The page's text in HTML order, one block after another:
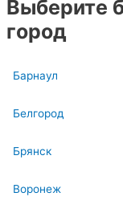
Выберите
город
Барнаул
Белгород
Брянск
Воронеж